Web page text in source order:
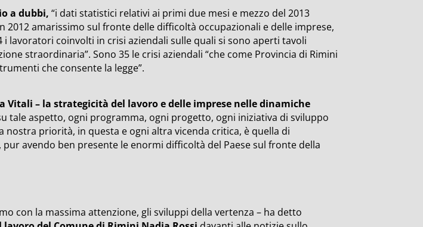
a dubbi, “i dati statistici relativi ai primi due mesi e mezzo del 2013
2012 amarissimo sul fronte delle difficoltà occupazionali e delle imprese,
i lavoratori coinvolti in crisi aziendali sulle quali si sono aperti tavoli
straordinaria”. Sono 35 le crisi aziendali “che come Provincia di Rimini
che consente la legge”.
Vitali – la strategicità del lavoro e delle imprese nelle dinamiche
tale aspetto, ogni programma, ogni progetto, ogni iniziativa di sviluppo
nostra priorità, in questa e ogni altra vicenda critica, è quella di
pur avendo ben presente le enormi difficoltà del Paese sul fronte della
con la massima attenzione, gli sviluppi della vertenza – ha detto